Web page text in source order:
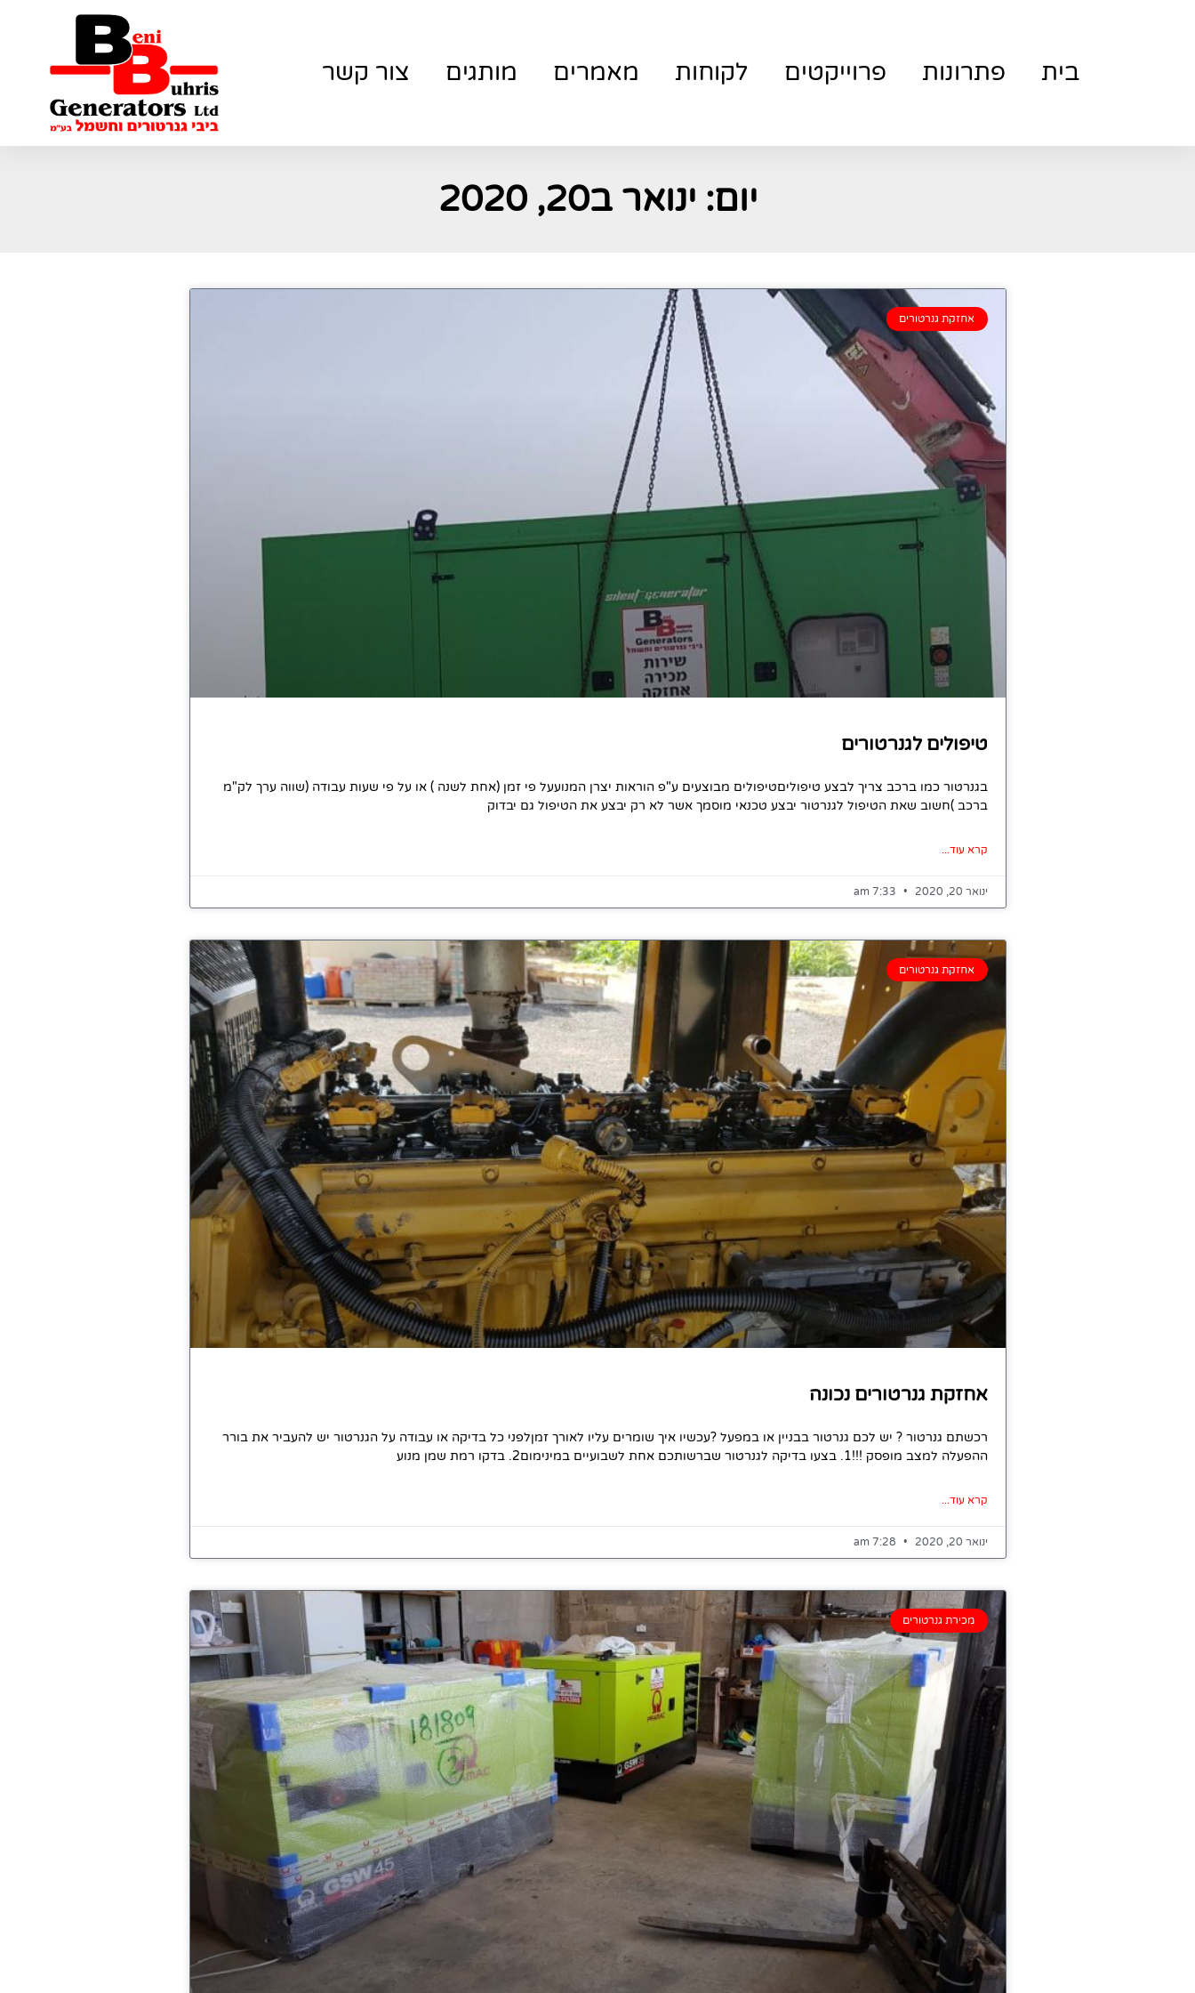
בית פתרונות פרוייקטים לקוחות מאמרים מותגים צור קשר
יום: ינואר ב20, 2020
אחזקת גנרטורים
טיפולים לגנרטורים
בגנרטור כמו ברכב צריך לבצע טיפוליםטיפולים מבוצעים ע"פ הוראות יצרן המנועעל פי זמן (אחת לשנה ) או על פי שעות עבודה (שווה ערך לק"מ
ברכב )חשוב שאת הטיפול לגנרטור יבצע טכנאי מוסמך אשר לא רק יבצע את הטיפול גם יבדוק
קרא עוד...
ינואר 20, 2020
אחזקת גנרטורים
אחזקת גנרטורים נכונה
רכשתם גנרטור ? יש לכם גנרטור בבניין או במפעל ?עכשיו איך שומרים עליו לאורך זמןלפני כל בדיקה או עבודה על הגנרטור יש להעביר את בורר
ההפעלה למצב מופסק !!!1. בצעו בדיקה לגנרטור שברשותכם אחת לשבועיים במינימום2. בדקו רמת שמן מנוע
קרא עוד...
ינואר 20, 2020
מכירת גנרטורים